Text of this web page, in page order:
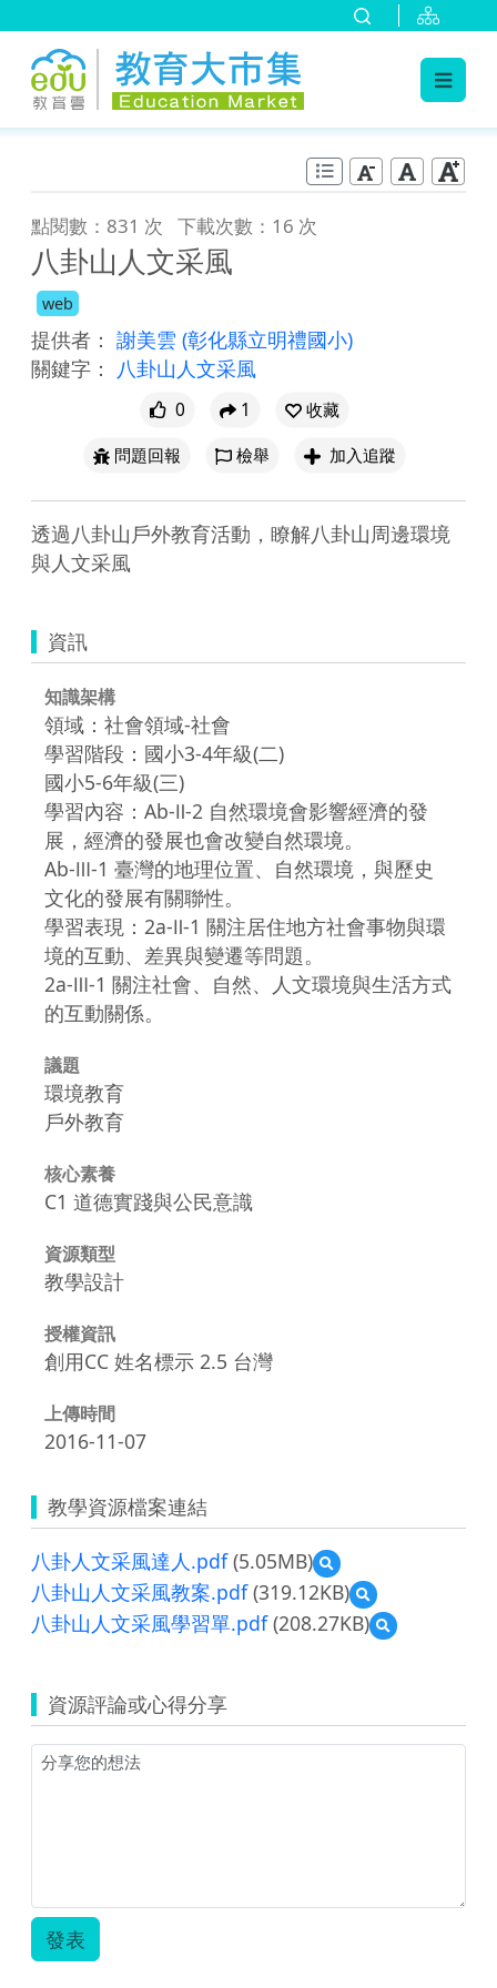
點閱數：831 次 下載次數：16 次
八卦山人文采風
web
提供者： 謝美雲 (彰化縣立明禮國小)
關鍵字：
八卦山人文采風
0 1
收藏
問題回報
檢舉 加入追蹤
透過八卦山戶外教育活動，瞭解八卦山周邊環境
與人文采風
資訊
知識架構
領域：社會領域-社會
學習階段：國小3-4年級(二)
國小5-6年級(三)
學習內容：Ab-Ⅱ-2 自然環境會影響經濟的發
展，經濟的發展也會改變自然環境。
Ab-Ⅲ-1 臺灣的地理位置、自然環境，與歷史
文化的發展有關聯性。
學習表現：2a-Ⅱ-1 關注居住地方社會事物與環
境的互動、差異與變遷等問題。
2a-Ⅲ-1 關注社會、自然、人文環境與生活方式
的互動關係。
議題
環境教育
戶外教育
核心素養
C1 道德實踐與公民意識
資源類型
教學設計
授權資訊
創用CC 姓名標示 2.5 台灣
上傳時間
2016-11-07
教學資源檔案連結
八卦人文采風達人.pdf(5.05MB)
預
覽
八
卦
達
人.pdf
八卦山人文采風教案.pdf(319.12KB)
預
覽
八
采
八卦山人文采風學習單.pdf(208.27KB)
預
覽
人
文
資源評論或心得分享
發表